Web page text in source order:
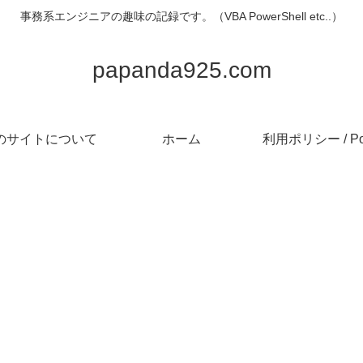
事務系エンジニアの趣味の記録です。（VBA PowerShell etc..）
papanda925.com
サイトについて ホーム 利用ポリシー /